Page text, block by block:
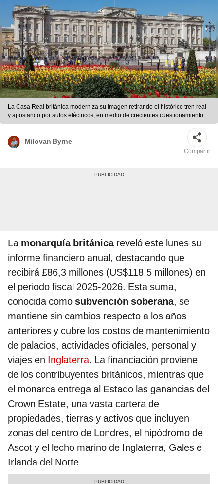
La Casa Real británica moderniza su imagen retirando el histórico tren real
y apostando por autos eléctricos, en medio de crecientes cuestionamientos
por el millonario uso de fondos públicos. Foto: David Iliff
Milovan Byrne
Compartir
La monarquía británica reveló este lunes su
informe financiero anual, destacando que
recibirá £86,3 millones (US$118,5 millones) en
el periodo fiscal 2025-2026. Esta suma,
conocida como subvención soberana, se
mantiene sin cambios respecto a los años
anteriores y cubre los costos de mantenimiento
de palacios, actividades oficiales, personal y
viajes en Inglaterra. La financiación proviene
de los contribuyentes británicos, mientras que
el monarca entrega al Estado las ganancias del
Crown Estate, una vasta cartera de
propiedades, tierras y activos que incluyen
zonas del centro de Londres, el hipódromo de
Ascot y el lecho marino de Inglaterra, Gales e
Irlanda del Norte.